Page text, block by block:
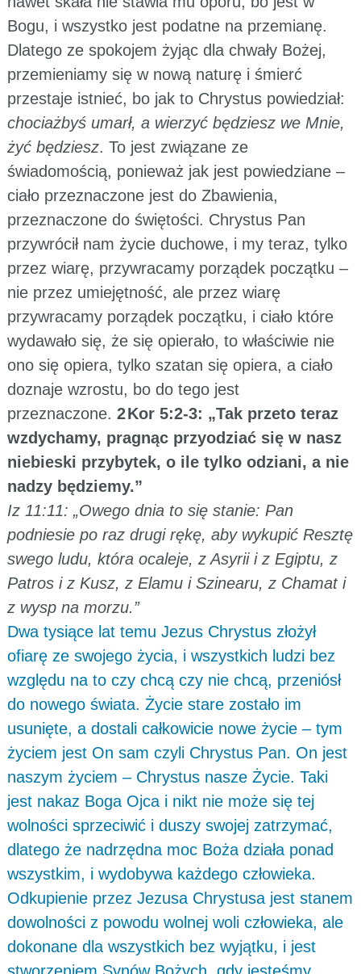
Bogu, i wszystko jest podatne na przemianę.
Dlatego ze spokojem żyjąc dla chwały Bożej,
przemieniamy się w nową naturę i śmierć
przestaje istnieć, bo jak to Chrystus powiedział:
chociażbyś umarł, a wierzyć będziesz we Mnie,
żyć będziesz. To jest związane ze
świadomością, ponieważ jak jest powiedziane –
ciało przeznaczone jest do Zbawienia,
przeznaczone do świętości. Chrystus Pan
przywrócił nam życie duchowe, i my teraz, tylko
przez wiarę, przywracamy porządek początku –
nie przez umiejętność, ale przez wiarę
przywracamy porządek początku, i ciało które
wydawało się, że się opierało, to właściwie nie
ono się opiera, tylko szatan się opiera, a ciało
doznaje wzrostu, bo do tego jest
przeznaczone. 2 Kor 5:2-3: „Tak przeto teraz
wzdychamy, pragnąc przyodziać się w nasz
niebieski przybytek, o ile tylko odziani, a nie
nadzy będziemy.”
Iz 11:11: „Owego dnia to się stanie: Pan
podniesie po raz drugi rękę, aby wykupić Resztę
swego ludu, która ocaleje, z Asyrii i z Egiptu, z
Patros i z Kusz, z Elamu i Szinearu, z Chamat i
z wysp na morzu.”
Dwa tysiące lat temu Jezus Chrystus złożył
ofiarę ze swojego życia, i wszystkich ludzi bez
względu na to czy chcą czy nie chcą, przeniósł
do nowego świata. Życie stare zostało im
usunięte, a dostali całkowicie nowe życie – tym
życiem jest On sam czyli Chrystus Pan. On jest
naszym życiem – Chrystus nasze Życie. Taki
jest nakaz Boga Ojca i nikt nie może się tej
wolności sprzeciwić i duszy swojej zatrzymać,
dlatego że nadrzędna moc Boża działa ponad
wszystkim, i wydobywa każdego człowieka.
Odkupienie przez Jezusa Chrystusa jest stanem
dowolności z powodu wolnej woli człowieka, ale
dokonane dla wszystkich bez wyjątku, i jest